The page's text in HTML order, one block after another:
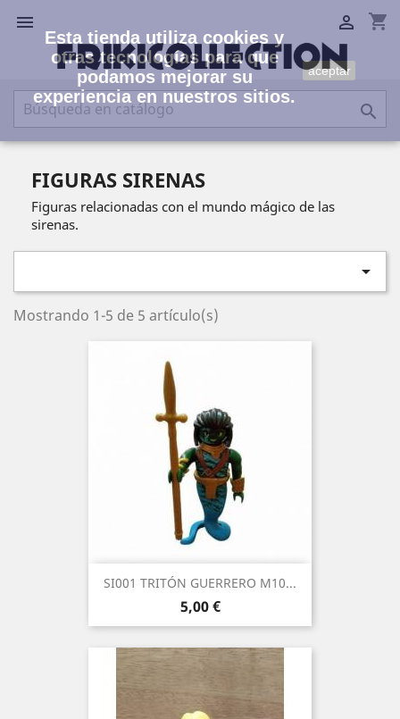
 shopping_cart


FIGURAS SIRENAS
Figuras relacionadas con el mundo mágico de las
sirenas.

Mostrando 1-5 de 5 artículo(s)
SI001 TRITÓN GUERRERO M10...
Precio
5,00 €
Esta tienda utiliza cookies y
otras tecnologías para que
podamos mejorar su
experiencia en nuestros sitios.
aceptar